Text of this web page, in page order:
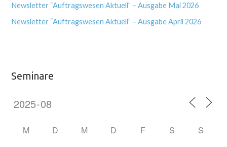
Newsletter “Auftragswesen Aktuell” – Ausgabe Mai 2026
Newsletter “Auftragswesen Aktuell” – Ausgabe April 2026
Seminare
M D M D F S S